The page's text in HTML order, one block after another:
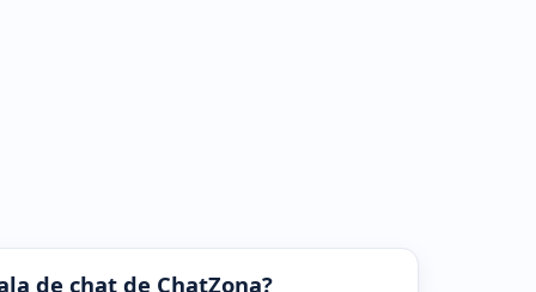
de chat de ChatZona?